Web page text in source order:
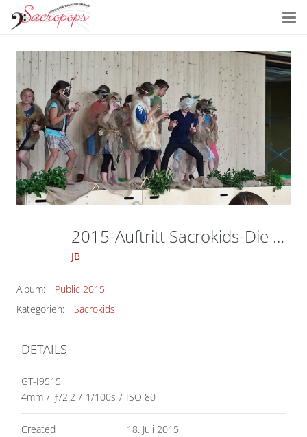
2015-Auftritt Sacrokids-Die Wilden Kerle-Waldalgesheim-10
JB
Album:
Public 2015
Kategorien:
Sacrokids
DETAILS
GT-I9515
4mm / ƒ/2.2 / 1/100s / ISO 80
Created
18. Juli 2015